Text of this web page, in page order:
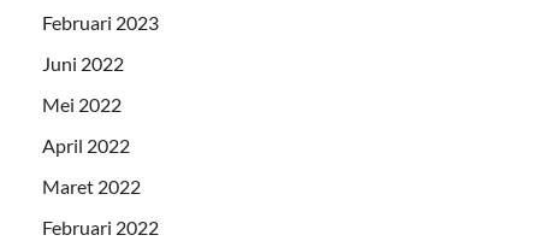
Februari 2023
Juni 2022
Mei 2022
April 2022
Maret 2022
Februari 2022